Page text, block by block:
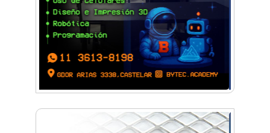
Museo Nora Cortiñas
No funcionará el Ferrocarril Sarmiento por
¡Sí, prometo! Miles de estudiantes de Morón
Empresas, emprendedores y cultura se
reunieron en Expo Morón Se Muestra